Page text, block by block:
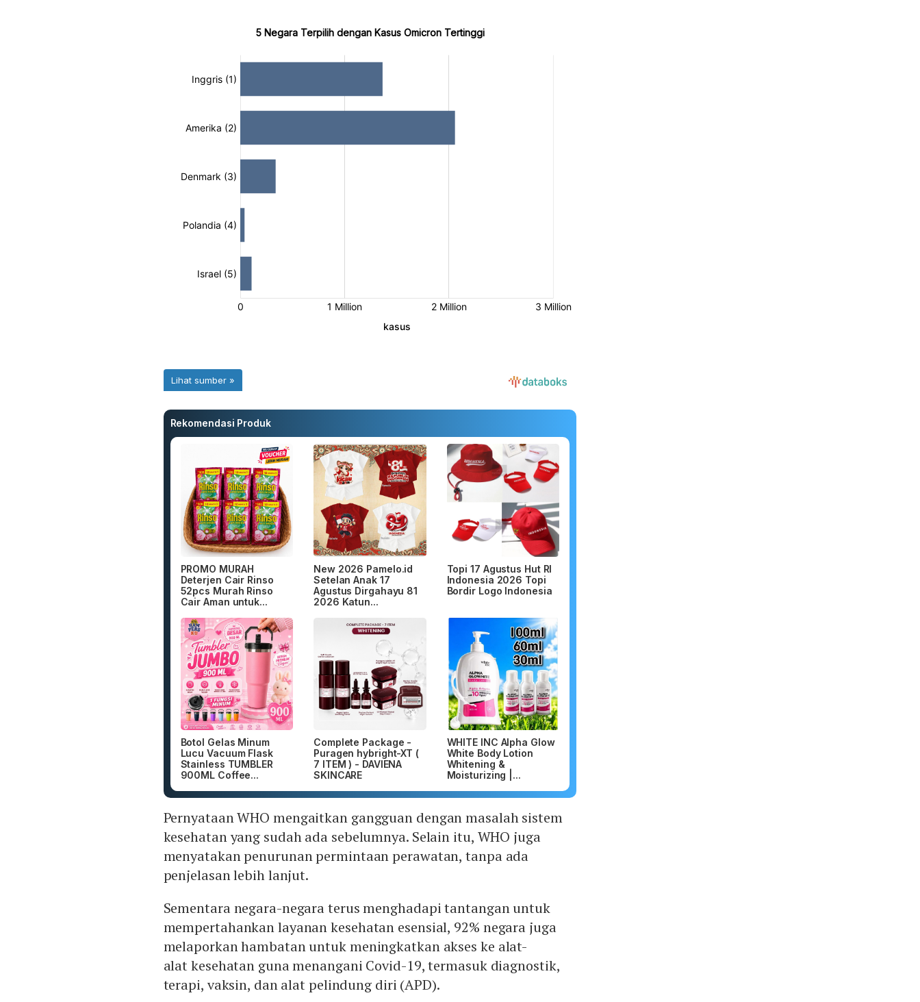
Rekomendasi Produk
PROMO MURAH
Deterjen Cair Rinso
52pcs Murah Rinso
Cair Aman untuk...
New 2026 Pamelo.id
Setelan Anak 17
Agustus Dirgahayu 81
2026 Katun...
Topi 17 Agustus Hut RI
Indonesia 2026 Topi
Bordir Logo Indonesia
Botol Gelas Minum
Lucu Vacuum Flask
Stainless TUMBLER
900ML Coffee...
Complete Package -
Puragen hybright-XT (
7 ITEM ) - DAVIENA
SKINCARE
WHITE INC Alpha Glow
White Body Lotion
Whitening &
Moisturizing |...
Pernyataan WHO mengaitkan gangguan dengan masalah sistem
kesehatan yang sudah ada sebelumnya. Selain itu, WHO juga
menyatakan penurunan permintaan perawatan, tanpa ada
penjelasan lebih lanjut.
Sementara negara-negara terus menghadapi tantangan untuk
mempertahankan layanan kesehatan esensial, 92% negara juga
melaporkan hambatan untuk meningkatkan akses ke alat-
alat kesehatan guna menangani Covid-19, termasuk diagnostik,
terapi, vaksin, dan alat pelindung diri (APD).